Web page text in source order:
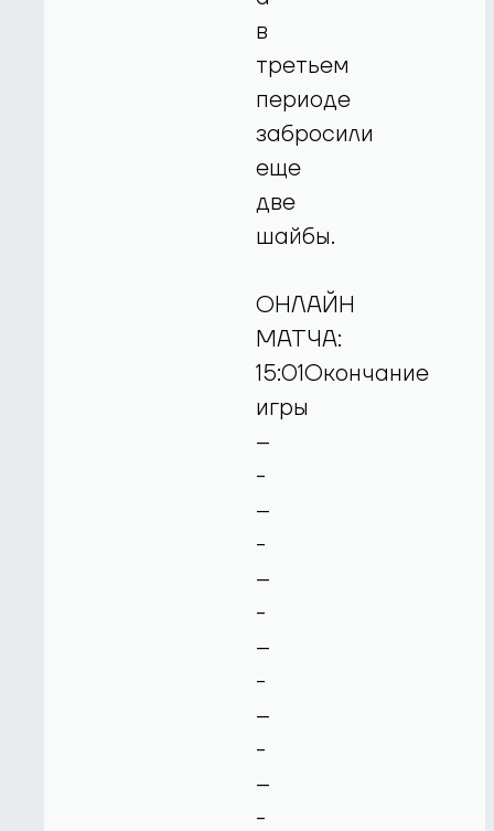
в
третьем
периоде
забросили
еще
две
шайбы.
ОНЛАЙН
МАТЧА:
15:01Окончание
игры
--
-
--
-
--
-
--
-
--
-
--
-